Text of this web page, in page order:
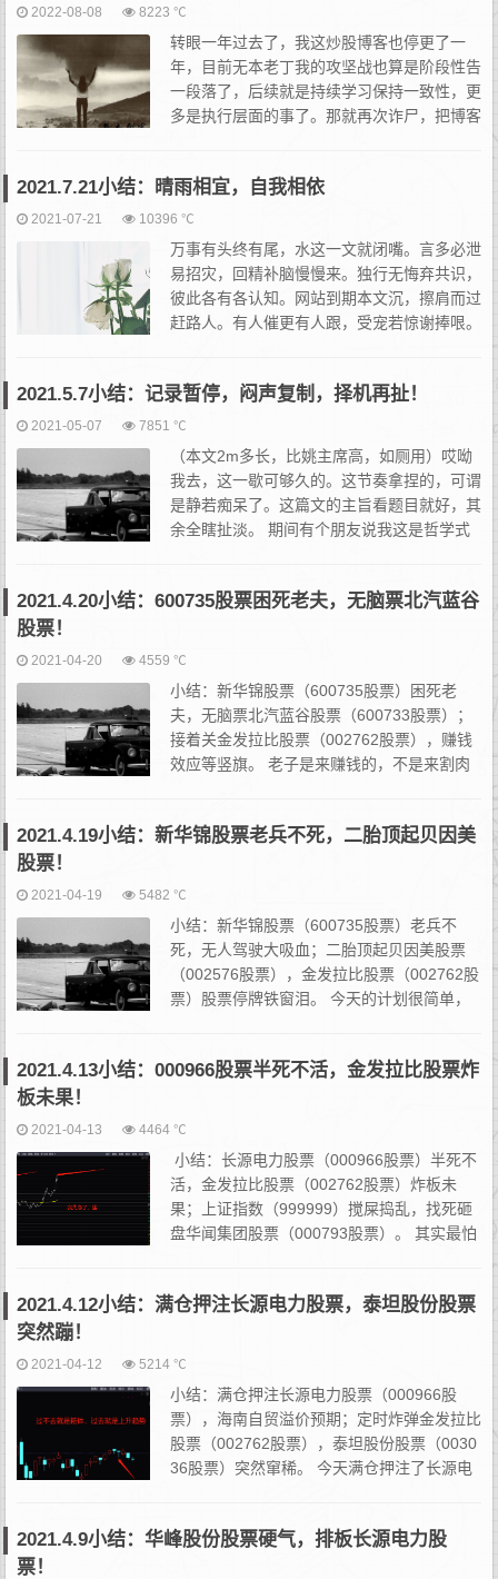
2022-08-08 8223 ℃
转眼一年过去了，我这炒股博客也停更了一
年，目前无本老丁我的攻坚战也算是阶段性告
一段落了，后续就是持续学习保持一致性，更
多是执行层面的事了。那就再次诈尸，把博客
能...
2021.7.21小结：晴雨相宜，自我相依
2021-07-21 10396 ℃
万事有头终有尾，水这一文就闭嘴。言多必泄
易招灾，回精补脑慢慢来。独行无悔弃共识，
彼此各有各认知。网站到期本文沉，擦肩而过
赶路人。有人催更有人跟，受宠若惊谢捧哏。
道...
2021.5.7小结：记录暂停，闷声复制，择机再扯！
2021-05-07 7851 ℃
（本文2m多长，比姚主席高，如厕用）哎呦
我去，这一歇可够久的。这节奏拿捏的，可谓
是静若痴呆了。这篇文的主旨看题目就好，其
余全瞎扯淡。 期间有个朋友说我这是哲学式
2021.4.20小结：600735股票困死老夫，无脑票北汽蓝谷
股票！
2021-04-20 4559 ℃
小结：新华锦股票（600735股票）困死老
夫，无脑票北汽蓝谷股票（600733股票）；
接着关金发拉比股票（002762股票），赚钱
效应等竖旗。 老子是来赚钱的，不是来割肉
2021.4.19小结：新华锦股票老兵不死，二胎顶起贝因美
股票！
2021-04-19 5482 ℃
小结：新华锦股票（600735股票）老兵不
死，无人驾驶大吸血；二胎顶起贝因美股票
（002576股票），金发拉比股票（002762股
票）股票停牌铁窗泪。 今天的计划很简单，
2021.4.13小结：000966股票半死不活，金发拉比股票炸
板未果！
2021-04-13 4464 ℃
小结：长源电力股票（000966股票）半死不
活，金发拉比股票（002762股票）炸板未
果；上证指数（999999）搅屎捣乱，找死砸
盘华闻集团股票（000793股票）。 其实最怕
2021.4.12小结：满仓押注长源电力股票，泰坦股份股票
突然蹦！
2021-04-12 5214 ℃
小结：满仓押注长源电力股票（000966股
票），海南自贸溢价预期；定时炸弹金发拉比
股票（002762股票），泰坦股份股票（0030
36股票）突然窜稀。 今天满仓押注了长源电
2021.4.9小结：华峰股份股票硬气，排板长源电力股
票！